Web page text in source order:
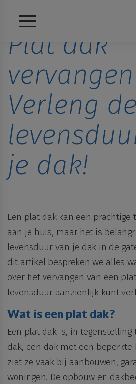
Plat dak
Verleng de
je dak!
Een plat dak kan een prachtige
aan je huis, maar het is
levensduur van je dak in de
dit artikel bespreken we alles
over het vervangen van een
levensduur aanzienlijk kunt
Wat is een plat dak?
Een plat dak is, in tegenstelling
dak, een dak met een beperkte
ziet ze vaak bij aanbouwen,
woningen. De opbouw en